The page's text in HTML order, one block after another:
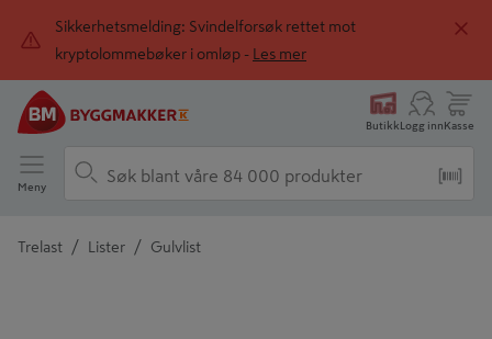
Sikkerhetsmelding: Svindelforsøk rettet mot
kryptolommebøker i omløp -
Les mer
ButikkLogg innKasse
Meny
Trelast / Lister / Gulvlist